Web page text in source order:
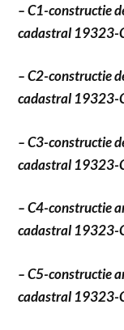
– C1-constructie
cadastral 19323-
– C2-constructie
cadastral 19323-
– C3-constructie
cadastral 19323-
– C4-constructie
cadastral 19323-
– C5-constructie
cadastral 19323-